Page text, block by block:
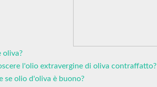
oliva?
l'olio extravergine di oliva contraffatto?
se olio d'oliva è buono?